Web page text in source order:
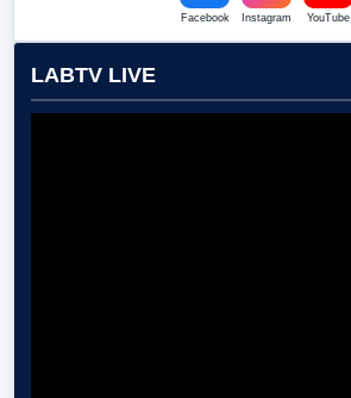
Facebook Instagram YouTube
LABTV LIVE